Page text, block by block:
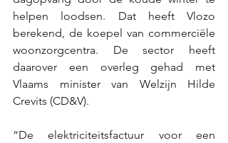
helpen loodsen. Dat heeft Vlozo
berekend, de koepel van commerciële
woonzorgcentra. De sector heeft
daarover een overleg gehad met
Vlaams minister van Welzijn Hilde
Crevits (CD&V).
“De elektriciteitsfactuur voor een